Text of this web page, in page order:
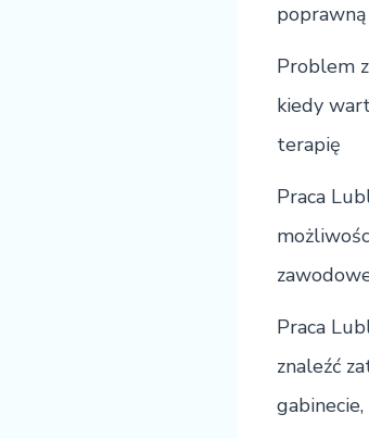
Problem
kiedy
terapię
Praca
Praca
znaleźć